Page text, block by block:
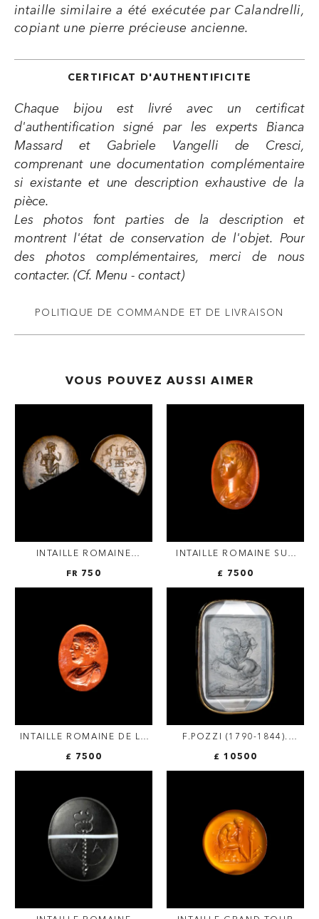
intaille similaire a été exécutée par Calandrelli,
copiant une pierre précieuse ancienne.
CERTIFICAT D'AUTHENTIFICITE
Chaque bijou est livré avec un certificat
d'authentification signé par les experts Bianca
Massard et Gabriele Vangelli de Cresci,
comprenant une documentation complémentaire
si existante et une description exhaustive de la
pièce.
Les photos font parties de la description et
montrent l'état de conservation de l'objet. Pour
des photos complémentaires, merci de nous
contacter. (Cf. Menu - contact)
POLITIQUE DE COMMANDE ET DE LIVRAISON
VOUS POUVEZ AUSSI AIMER
INTAILLE ROMAINE
FR 750
INTAILLE ROMAINE SUR
£ 7500
INTAILLE ROMAINE DE LA
£ 7500
F.POZZI (1790-1844).
£ 10500